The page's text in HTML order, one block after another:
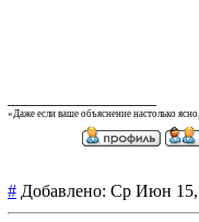
«Даже если ваше объяснение настолько
# Добавлено: Ср Июн